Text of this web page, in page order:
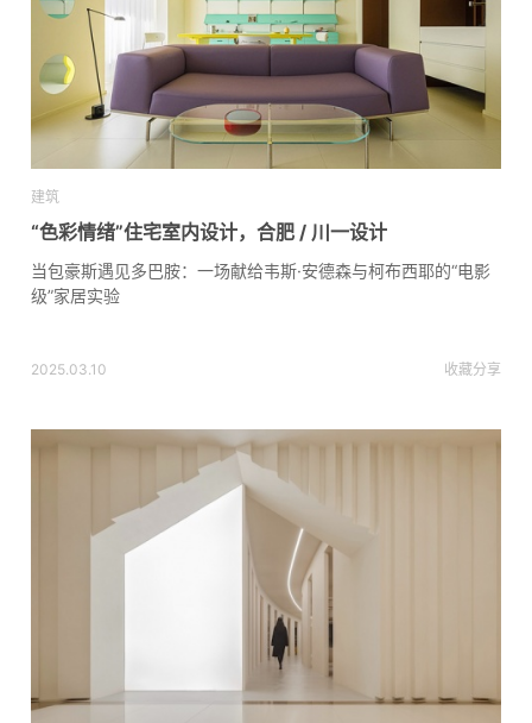
建筑
“色彩情绪”住宅室内设计，合肥 / 川一设计
当包豪斯遇见多巴胺：一场献给韦斯·安德森与柯布西耶的“电影
级”家居实验
2025.03.10 收藏分享